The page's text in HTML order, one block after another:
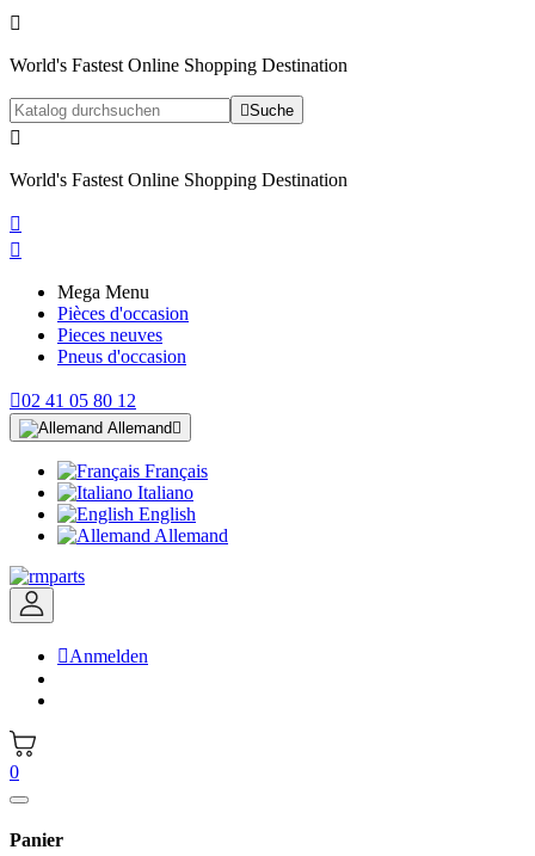

World's Fastest Online Shopping Destination
Suche

World's Fastest Online Shopping Destination


Mega Menu
Pièces d'occasion
Pieces neuves
Pneus d'occasion
02 41 05 80 12
Allemand 
Français
Italiano
English
Allemand
Anmelden
0
Panier